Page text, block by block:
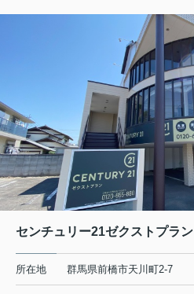
センチュリー21ゼクストプラン
所在地 群馬県前橋市天川町2-7